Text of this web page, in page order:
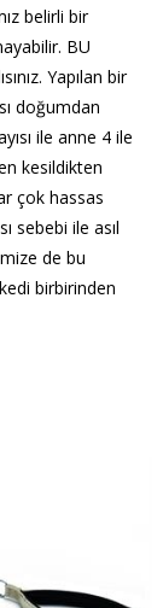
belirli bir
BU
Yapılan bir
doğumdan
ile anne 4 ile
kesildikten
çok hassas
sebebi ile asıl
de bu
birbirinden